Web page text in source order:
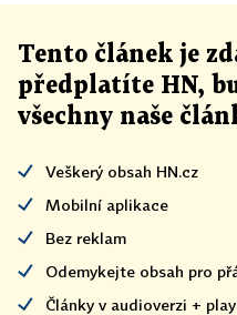
Tento článek je
předplatíte HN,
všechny naše
Veškerý obsah HN.cz
Mobilní aplikace
Bez reklam
Odemykejte obsah pro
Články v audioverzi +